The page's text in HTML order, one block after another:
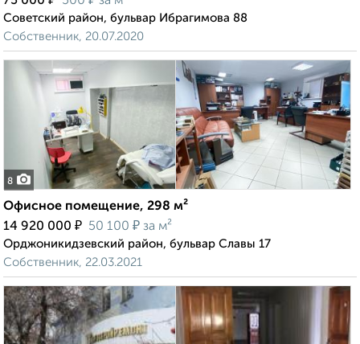
Советский район, бульвар Ибрагимова 88
Собственник, 20.07.2020
8
Офисное помещение, 298 м²
14 920 000 ₽ 50 100 ₽ за м²
Орджоникидзевский район, бульвар Славы 17
Собственник, 22.03.2021